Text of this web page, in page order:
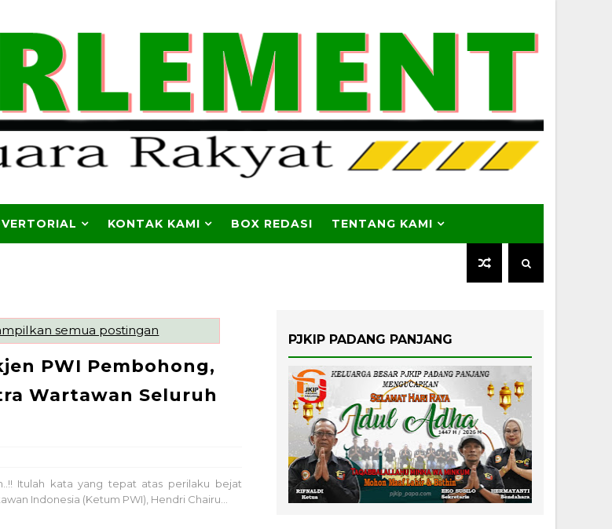
KONTAK KAMI BOX REDASI TENTANG KAMI
semua postingan
PWI Pembohong,
Wartawan Seluruh
Itulah kata yang tepat atas perilaku bejat
Indonesia (Ketum PWI), Hendri Chairu...
PJKIP PADANG PANJANG